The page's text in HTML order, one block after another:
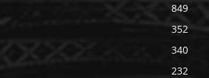
849
352
340
232